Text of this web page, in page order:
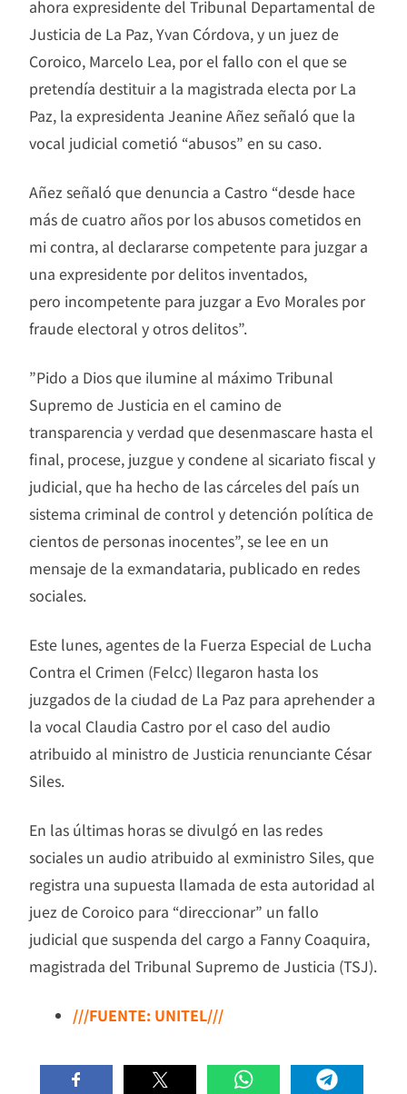
ahora expresidente del Tribunal Departamental de
Justicia de La Paz, Yvan Córdova, y un juez de
Coroico, Marcelo Lea, por el fallo con el que se
pretendía destituir a la magistrada electa por La
Paz, la expresidenta Jeanine Añez señaló que la
vocal judicial cometió “abusos” en su caso.
Añez señaló que denuncia a Castro “desde hace
más de cuatro años por los abusos cometidos en
mi contra, al declararse competente para juzgar a
una expresidente por delitos inventados,
pero incompetente para juzgar a Evo Morales por
fraude electoral y otros delitos”.
”Pido a Dios que ilumine al máximo Tribunal
Supremo de Justicia en el camino de
transparencia y verdad que desenmascare hasta el
final, procese, juzgue y condene al sicariato fiscal y
judicial, que ha hecho de las cárceles del país un
sistema criminal de control y detención política de
cientos de personas inocentes”, se lee en un
mensaje de la exmandataria, publicado en redes
sociales.
Este lunes, agentes de la Fuerza Especial de Lucha
Contra el Crimen (Felcc) llegaron hasta los
juzgados de la ciudad de La Paz para aprehender a
la vocal Claudia Castro por el caso del audio
atribuido al ministro de Justicia renunciante César
Siles.
En las últimas horas se divulgó en las redes
sociales un audio atribuido al exministro Siles, que
registra una supuesta llamada de esta autoridad al
juez de Coroico para “direccionar” un fallo
judicial que suspenda del cargo a Fanny Coaquira,
magistrada del Tribunal Supremo de Justicia (TSJ).
///FUENTE: UNITEL///